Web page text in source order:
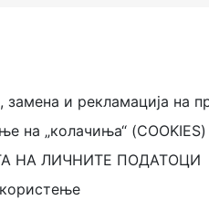
и рекламација на
на „колачиња“ (COOKIES)
НА ЛИЧНИТЕ ПОДАТОЦИ